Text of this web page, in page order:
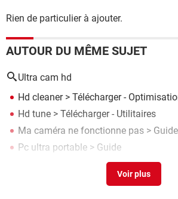
Rien de particulier à ajouter.
AUTOUR DU MÊME SUJET
Ultra cam hd
Hd cleaner> Télécharger -
Hd tune > Télécharger - Utilitaires
Ma caméra ne fonctionne pas > Guide
Pc ultra portable > Guide
>Forum TNT /